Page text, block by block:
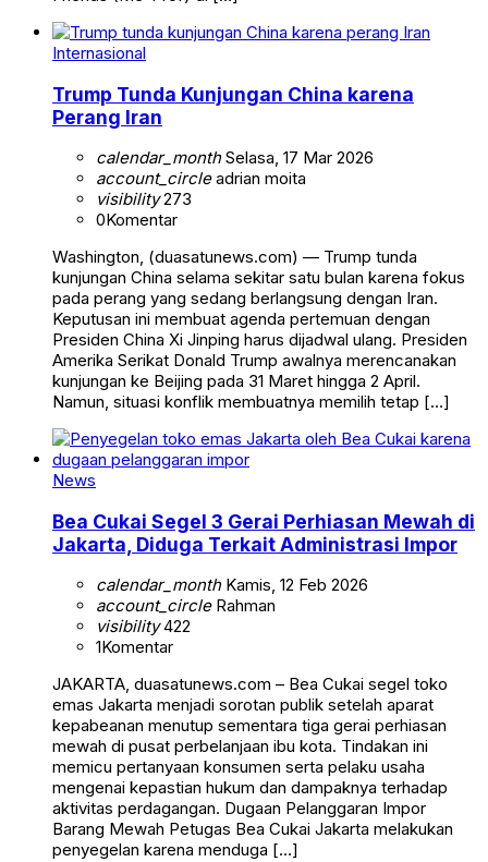
Internasional
Trump Tunda Kunjungan China karena
Perang Iran
calendar_monthSelasa, 17 Mar 2026
account_circleadrian moita
visibility273
0Komentar
Washington, (duasatunews.com) — Trump tunda
kunjungan China selama sekitar satu bulan karena fokus
pada perang yang sedang berlangsung dengan Iran.
Keputusan ini membuat agenda pertemuan dengan
Presiden China Xi Jinping harus dijadwal ulang. Presiden
Amerika Serikat Donald Trump awalnya merencanakan
kunjungan ke Beijing pada 31 Maret hingga 2 April.
Namun, situasi konflik membuatnya memilih tetap […]
News
Bea Cukai Segel 3 Gerai Perhiasan Mewah di
Jakarta, Diduga Terkait Administrasi Impor
calendar_monthKamis, 12 Feb 2026
account_circleRahman
visibility422
1Komentar
JAKARTA, duasatunews.com – Bea Cukai segel toko
emas Jakarta menjadi sorotan publik setelah aparat
kepabeanan menutup sementara tiga gerai perhiasan
mewah di pusat perbelanjaan ibu kota. Tindakan ini
memicu pertanyaan konsumen serta pelaku usaha
mengenai kepastian hukum dan dampaknya terhadap
aktivitas perdagangan. Dugaan Pelanggaran Impor
Barang Mewah Petugas Bea Cukai Jakarta melakukan
penyegelan karena menduga […]